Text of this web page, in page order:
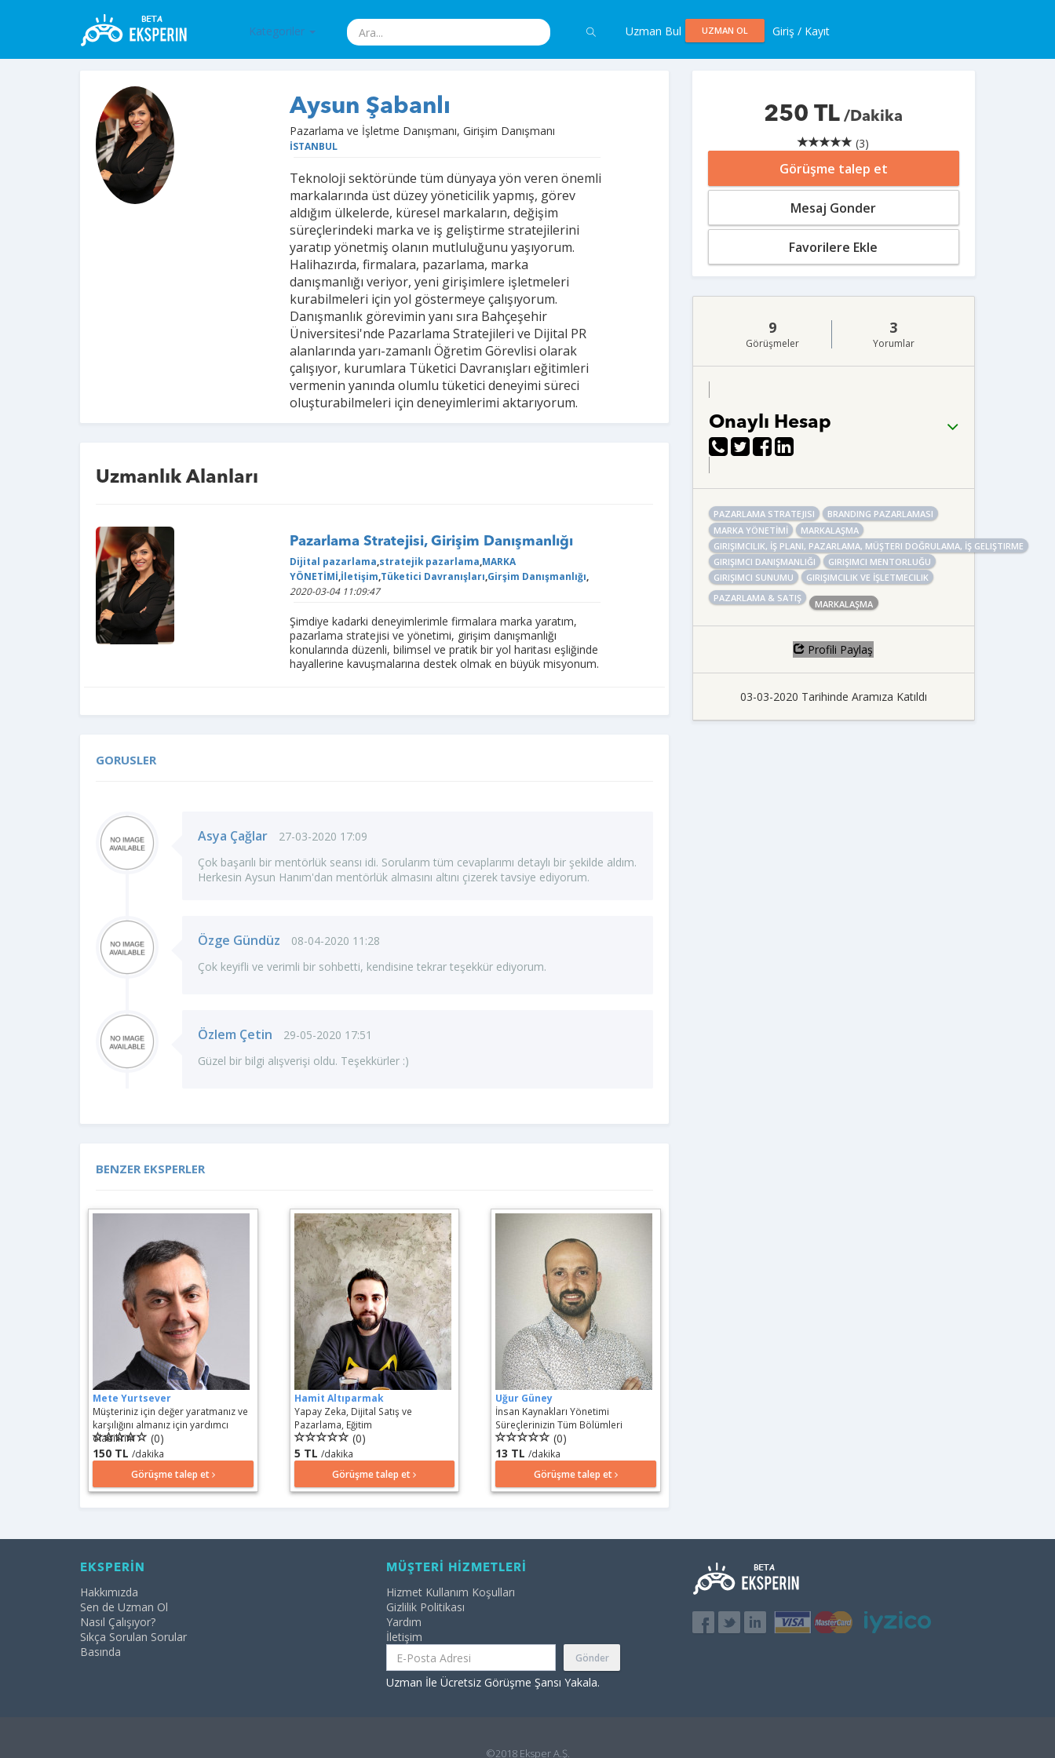
Kategoriler Uzman Bul UZMAN OL Giriş / Kayıt
Aysun Şabanlı
Pazarlama ve İşletme Danışmanı, Girişim Danışmanı
İSTANBUL
Teknoloji sektöründe tüm dünyaya yön veren önemli
markalarında üst düzey yöneticilik yapmış, görev
aldığım ülkelerde, küresel markaların, değişim
süreçlerindeki marka ve iş geliştirme stratejilerini
yaratıp yönetmiş olanın mutluluğunu yaşıyorum.
Halihazırda, firmalara, pazarlama, marka
danışmanlığı veriyor, yeni girişimlere işletmeleri
kurabilmeleri için yol göstermeye çalışıyorum.
Danışmanlık görevimin yanı sıra Bahçeşehir
Üniversitesi'nde Pazarlama Stratejileri ve Dijital PR
alanlarında yarı-zamanlı Öğretim Görevlisi olarak
çalışıyor, kurumlara Tüketici Davranışları eğitimleri
vermenin yanında olumlu tüketici deneyimi süreci
oluşturabilmeleri için deneyimlerimi aktarıyorum.
Uzmanlık Alanları
Pazarlama Stratejisi, Girişim Danışmanlığı
Dijital pazarlama stratejik pazarlama MARKA
YÖNETİMİ İletişim Tüketici Davranışları Girşim Danışmanlığı
2020-03-04 11:09:47
Şimdiye kadarki deneyimlerimle firmalara marka yaratım,
pazarlama stratejisi ve yönetimi, girişim danışmanlığı
konularında düzenli, bilimsel ve pratik bir yol haritası eşliğinde
hayallerine kavuşmalarına destek olmak en büyük misyonum.
GORUSLER
Asya Çağlar
27-03-2020 17:09
Çok başarılı bir mentörlük seansı idi. Sorularım tüm cevaplarımı detaylı bir şekilde aldım.
Herkesin Aysun Hanım'dan mentörlük almasını altını çizerek tavsiye ediyorum.
Özge Gündüz
08-04-2020 11:28
Çok keyifli ve verimli bir sohbetti, kendisine tekrar teşekkür ediyorum.
Özlem Çetin
29-05-2020 17:51
Güzel bir bilgi alışverişi oldu. Teşekkürler :)
250 TL /Dakika
(3)
Görüşme talep et
Mesaj Gonder
Favorilere Ekle
9
Görüşmeler
3
Yorumlar
Onaylı Hesap
PAZARLAMA STRATEJISI
BRANDING PAZARLAMASI
MARKA YÖNETİMİ
MARKALAŞMA
GIRIŞIMCILIK, İŞ PLANI, PAZARLAMA, MÜŞTERI DOĞRULAMA, İŞ GELIŞTIRME
GIRIŞIMCI DANIŞMANLIĞI
GIRIŞIMCI MENTORLUĞU
GIRIŞIMCI SUNUMU
GIRIŞIMCILIK VE İŞLETMECILIK
PAZARLAMA & SATIŞ
MARKALAŞMA
Profili Paylaş
03-03-2020 Tarihinde Aramıza Katıldı
BENZER EKSPERLER
Mete Yurtsever
Müşteriniz için değer yaratmanız ve
karşılığını almanız için yardımcı
olabilirim
(0)
150 TL /dakika
Görüşme talep et
Hamit Altıparmak
Yapay Zeka, Dijital Satış ve
Pazarlama, Eğitim
(0)
5 TL /dakika
Görüşme talep et
Uğur Güney
İnsan Kaynakları Yönetimi
Süreçlerinizin Tüm Bölümleri
(0)
13 TL /dakika
Görüşme talep et
EKSPERİN
Hakkımızda
Sen de Uzman Ol
Nasıl Çalışıyor?
Sıkça Sorulan Sorular
Basında
MÜŞTERİ HİZMETLERİ
Hizmet Kullanım Koşulları
Gizlilik Politikası
Yardım
İletişim
Gönder
Uzman İle Ücretsiz Görüşme Şansı Yakala.
©2018 Eksper A.Ş.